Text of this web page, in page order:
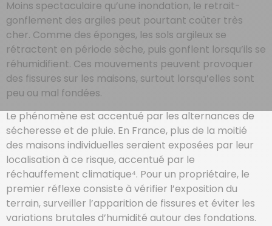
Moins spectaculaire qu’une inondation, le retrait-
gonflement des argiles peut pourtant coûter très
cher. Comme des éponges, les sols argileux se
rétractent en période sèche, puis gonflent lorsqu’ils se
réhumidifient. Ces mouvements peuvent provoquer
des fissures sur les maisons, surtout lorsqu’elles sont
peu ou mal fondées.
Le phénomène est accentué par les alternances de
sécheresse et de pluie. En France, plus de la moitié
des maisons individuelles seraient exposées par leur
localisation à ce risque, accentué par le
réchauffement climatique⁴. Pour un propriétaire, le
premier réflexe consiste à vérifier l’exposition du
terrain, surveiller l’apparition de fissures et éviter les
variations brutales d’humidité autour des fondations.